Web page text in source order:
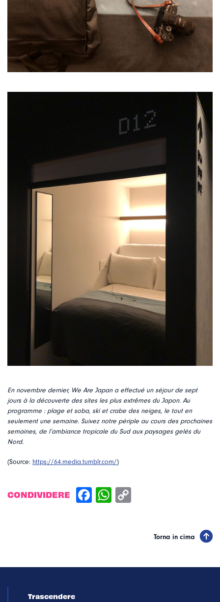
En novembre dernier, We Are Japan a effectué un séjour de sept
jours à la découverte des sites les plus extrêmes du Japon. Au
programme : plage et soba, ski et crabe des neiges, le tout en
seulement une semaine. Suivez notre périple au cours des prochaines
semaines, de l’ambiance tropicale du Sud aux paysages gelés du
Nord.
(Source: https://64.media.tumblr.com/)
CONDIVIDERE
Torna in cima
Trascendere